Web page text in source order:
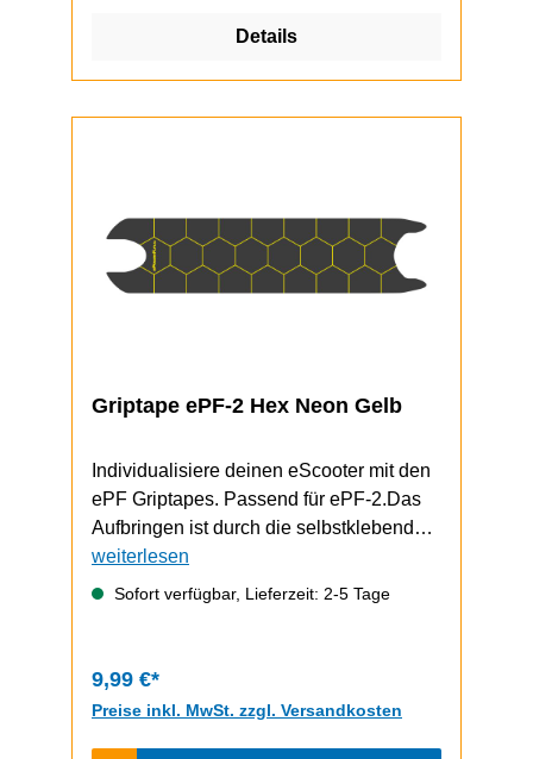
Details
Griptape ePF-2 Hex Neon Gelb
Individualisiere deinen eScooter mit den
ePF Griptapes. Passend für ePF-2.Das
Aufbringen ist durch die selbstklebende
Unterseite schnell und einfach
durchzuführen.Video zum Griptape-
weiterlesen
Sofort verfügbar, Lieferzeit: 2-5 Tage
9,99 €*
Preise inkl. MwSt. zzgl. Versandkosten